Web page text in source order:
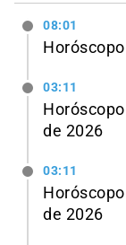
08:01
03:11
de 2026
03:11
de 2026